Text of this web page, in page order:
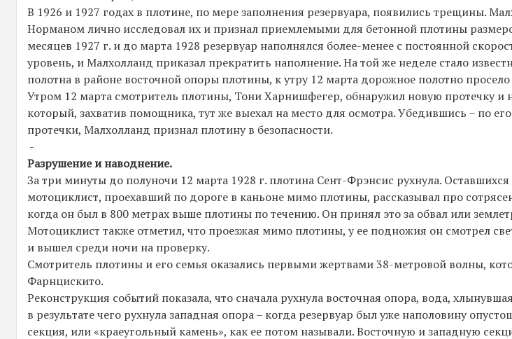
В 1926 и 1927 годах в плотине, по мере заполнения резервуара, появились трещины.
Норманом лично исследовал их и признал приемлемыми для бетонной плотины
месяцев 1927 г. и до марта 1928 резервуар наполнялся более-менее с постоянной
уровень, и Малхолланд приказал прекратить наполнение. На той же неделе стало
полотна в районе восточной опоры плотины, к утру 12 марта дорожное полотно
Утром 12 марта смотритель плотины, Тони Харнишфегер, обнаружил новую протечку и
который, захватив помощника, тут же выехал на место для осмотра. Убедившись – по
протечки, Малхолланд признал плотину в безопасности.
-
Разрушение и наводнение.
За три минуты до полуночи 12 марта 1928 г. плотина Сент-Фрэнсис рухнула.
мотоциклист, проехавший по дороге в каньоне мимо плотины, рассказывал про
когда он был в 800 метрах выше плотины по течению. Он принял это за обвал или
Мотоциклист также отметил, что проезжая мимо плотины, у ее подножия он смотрел
и вышел среди ночи на проверку.
Смотритель плотины и его семья оказались первыми жертвами 38-метровой волны,
Фарнцискито.
Реконструкция событий показала, что сначала рухнула восточная опора, вода,
в результате чего рухнула западная опора – когда резервуар был уже наполовину
секция, или «краеугольный камень», как ее потом называли. Восточную и западную